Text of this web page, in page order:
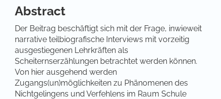
Abstract
Der Beitrag beschäftigt sich mit der Frage, inwieweit
narrative teilbiografische Interviews mit vorzeitig
ausgestiegenen Lehrkräften als
Scheiternserzählungen betrachtet werden können.
Von hier ausgehend werden
Zugangs(un)möglichkeiten zu Phänomenen des
Nichtgelingens und Verfehlens im Raum Schule